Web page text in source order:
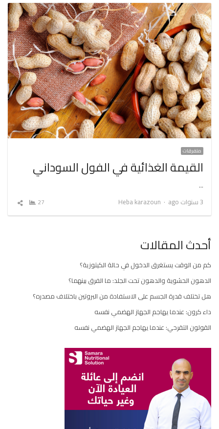
متفرقات
القيمة الغذائية في الفول السوداني
…
3 سنوات ago
Author
Heba karazoun
27
شارك
أحدث المقالات
كم من الوقت يستغرق الدخول في حالة الكيتوزية؟
الدهون الحشوية والدهون تحت الجلد: ما الفرق بينهما؟
هل تختلف قدرة الجسم على الاستفادة من البروتين باختلاف مصدره؟
داء كرون: عندما يهاجم الجهاز الهضمي نفسه
القولون التقرحي: عندما يهاجم الجهاز الهضمي نفسه